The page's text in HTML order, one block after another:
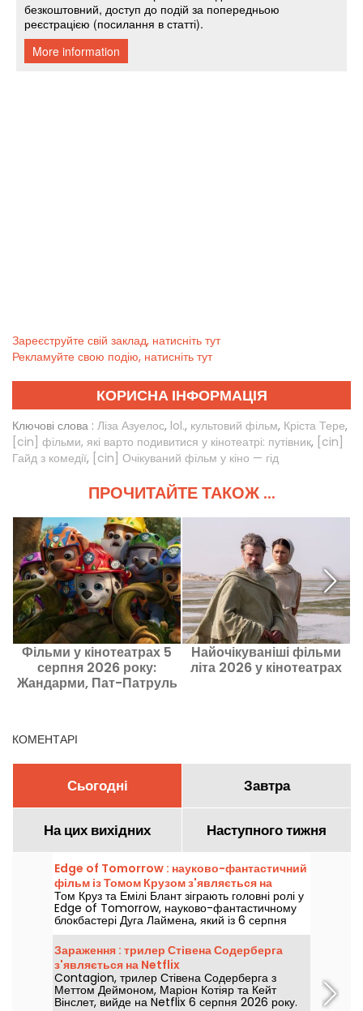
Зареєструйте свій заклад, натисніть тут
Рекламуйте свою подію, натисніть тут
КОРИСНА ІНФОРМАЦІЯ
Ключові слова : Ліза Азуелос, lol., культовий фільм, Кріста Тере,
[cin] фільми, які варто подивитися у кінотеатрі: путівник, [cin]
Гайд з комедії, [cin] Очікуваний фільм у кіно — гід
ПРОЧИТАЙТЕ ТАКОЖ ...
Фільми у кінотеатрах 5
серпня 2026 року:
Жандарми, Пат-Патруль
Найочікуваніші фільми
літа 2026 у кінотеатрах
КОМЕНТАРІ
Сьогодні Завтра
На цих вихідних Наступного тижня
Edge of Tomorrow : науково-фантастичний
фільм із Томом Крузом з'являється на
Netflix
Том Круз та Емілі Блант зіграють головні ролі у
Edge of Tomorrow, науково-фантастичному
блокбастері Дуга Лаймена, який із 6 серпня
2026 року буде доступний на Netflix.
Зараження : трилер Стівена Содерберга
з'являється на Netflix
Contagion, трилер Стівена Содерберга з
Меттом Деймоном, Маріон Котіяр та Кейт
Вінслет, вийде на Netflix 6 серпня 2026 року.